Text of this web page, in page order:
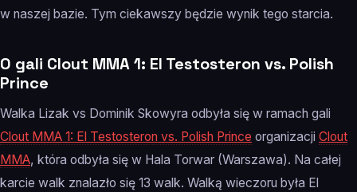
w naszej bazie. Tym ciekawszy będzie wynik tego starcia.
O gali Clout MMA 1: El Testosteron vs. Polish
Prince
Walka Lizak vs Dominik Skowyra odbyła się w ramach gali
Clout MMA 1: El Testosteron vs. Polish Prince organizacji Clout
MMA, która odbyła się w Hala Torwar (Warszawa). Na całej
karcie walk znalazło się 13 walk. Walką wieczoru była El